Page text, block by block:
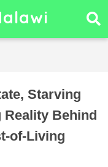
Starving
Reality Behind
of-Living